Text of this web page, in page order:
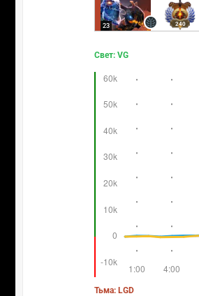
23 240
Свет: VG
Тьма: LGD